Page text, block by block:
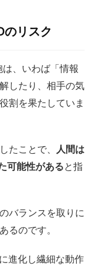
のリスク
、いわば「情報
したり、相手の気
割を果たしていま
たことで、 人間は
可能性があると指
バランスを取りに
るのです。
進化し繊細な動作